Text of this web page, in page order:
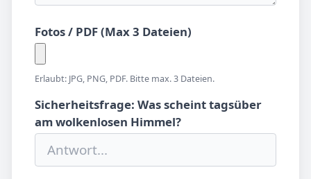
Fotos / PDF (Max 3 Dateien)
Erlaubt: JPG, PNG, PDF. Bitte max. 3 Dateien.
Sicherheitsfrage: Was scheint tagsüber
am wolkenlosen Himmel?